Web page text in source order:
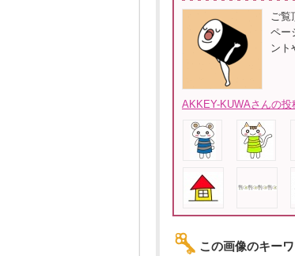
ご覧
ペー
ント
AKKEY-KUWAさんの投
この画像のキー